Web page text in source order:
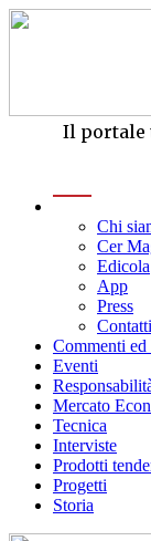
Il portale
Chi
Cer
Edicola
App
Press
Contatti
Commenti
Eventi
Mercato
Tecnica
Interviste
Prodotti
Progetti
Storia